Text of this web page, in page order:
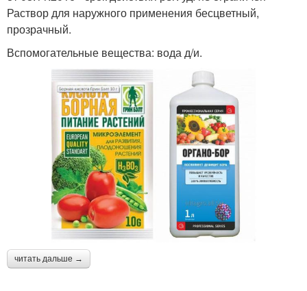
Раствор для наружного применения бесцветный,
прозрачный.
Вспомогательные вещества: вода д/и.
читать дальше →